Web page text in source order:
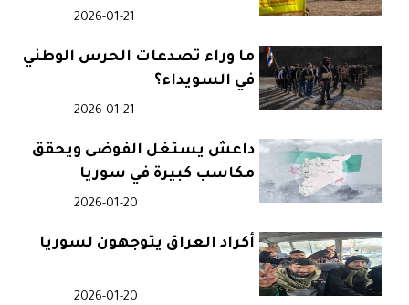
2026-01-21
ما وراء تصدعات الحرس الوطني
في السويداء؟
2026-01-21
داعش يستغل الفوضى ويحقق
مكاسب كبيرة في سوريا
2026-01-20
أكراد العراق يتوجهون لسوريا
2026-01-20